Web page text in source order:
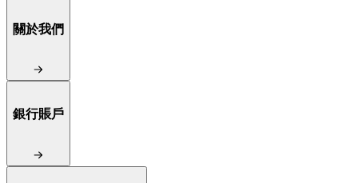
關於我們
銀行賬戶